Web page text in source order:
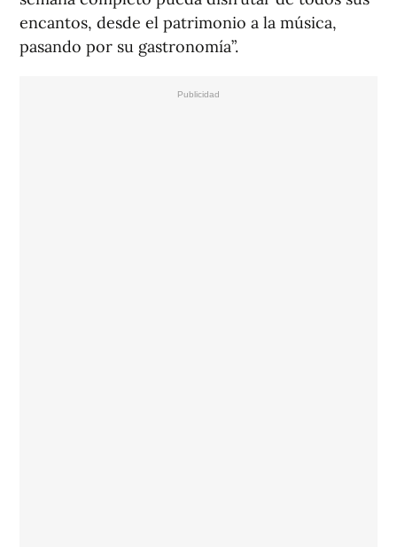
encantos, desde el patrimonio a la música,
pasando por su gastronomía”.